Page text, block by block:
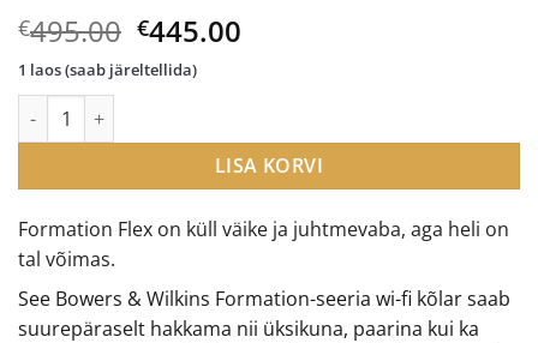
€495.00 Algne
hind
oli:
€445.00
Formation Flex on küll väike ja juhtmevaba, aga heli on
tal võimas.
See Bowers & Wilkins Formation-seeria wi-fi kõlar saab
suurepäraselt hakkama nii üksikuna, paarina kui ka
1 laos (saab järeltellida)
Bowers & Wilkins Formation Flex juhtmevaba Wi-Fi kõlar kogus
LISA KORVI